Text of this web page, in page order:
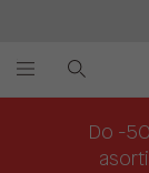
Do -